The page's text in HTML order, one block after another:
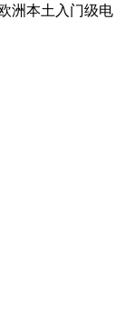
洲本土入门级电